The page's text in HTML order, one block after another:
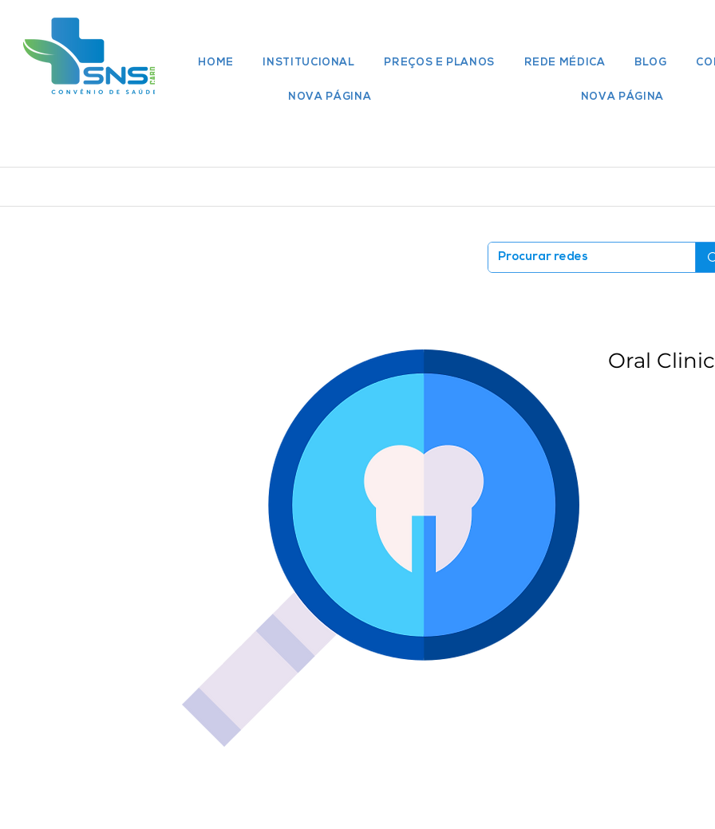
HOME INSTITUCIONAL PREÇOS E PLANOS REDE MÉDICA BLOG
NOVA PÁGINA NOVA PÁGINA
Oral